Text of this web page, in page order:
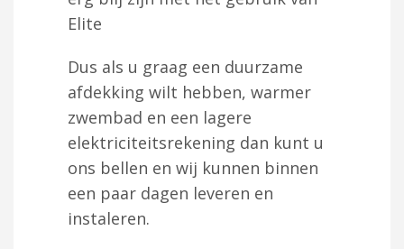
Elite
Dus als u graag een duurzame
afdekking wilt hebben, warmer
zwembad en een lagere
elektriciteitsrekening dan kunt u
ons bellen en wij kunnen binnen
een paar dagen leveren en
instaleren.